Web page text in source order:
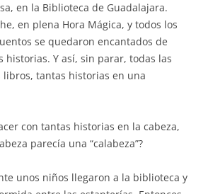
en la Biblioteca de Guadalajara.
en plena Hora Mágica, y todos los
se quedaron encantados de
historias. Y así, sin parar, todas las
libros, tantas historias en una
con tantas historias en la cabeza,
parecía una “calabeza”?
unos niños llegaron a la biblioteca y